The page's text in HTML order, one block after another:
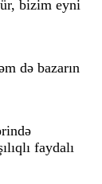
bizim eyni
də bazarın
faydalı